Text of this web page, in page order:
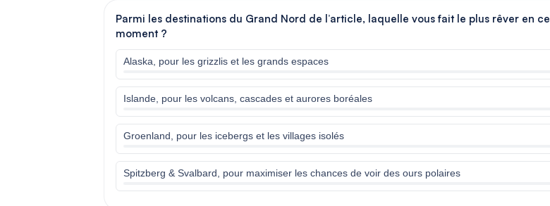
Parmi les destinations du Grand Nord de l’article, laquelle vous fait le plus rêver en ce
moment ?
Alaska, pour les grizzlis et les grands espaces
Islande, pour les volcans, cascades et aurores boréales
Groenland, pour les icebergs et les villages isolés
Spitzberg & Svalbard, pour maximiser les chances de voir des ours polaires